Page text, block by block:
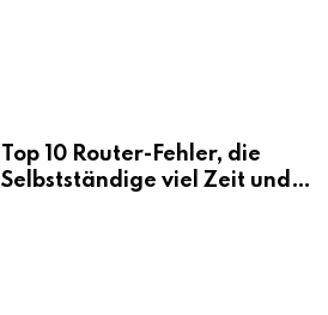
Top 10 Router-Fehler, die
Selbstständige viel Zeit und